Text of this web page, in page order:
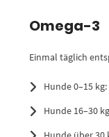
Omega-3
Einmal täglich
Hunde 0–15
Hunde 16–30